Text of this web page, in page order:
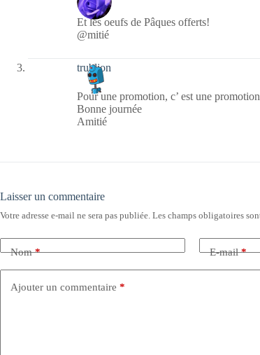
Et les oeufs de Pâques offerts!
@mitié
trublion
Pour une promotion, c’ est une
Bonne journée
Amitié
Laisser un commentaire
Votre adresse e-mail ne sera pas publiée. Les champs obligatoires
Nom* E-mail*
Ajouter un commentaire *